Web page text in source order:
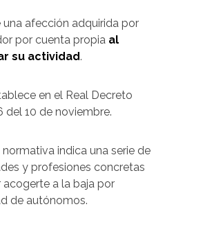
una afección adquirida por
por cuenta propia al
su actividad.
en el Real Decreto
10 de noviembre.
normativa indica una serie de
y profesiones concretas
acogerte a la baja por
de autónomos.